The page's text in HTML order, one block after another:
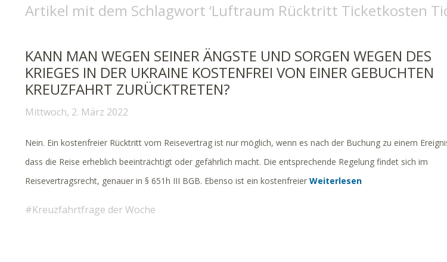
Artikel mit dem Schlagwort ‘Luftraum Rücktritt Ticketkosten
KANN MAN WEGEN SEINER ÄNGSTE UND SORGEN WEGEN DES
KRIEGES IN DER UKRAINE KOSTENFREI VON EINER GEBUCHTEN
KREUZFAHRT ZURÜCKTRETEN?
Mittwoch, 2. März 2022
Nein. Ein kostenfreier Rücktritt vom Reisevertrag ist nur möglich, wenn es nach der Buchung zu einem
dass die Reise erheblich beeinträchtigt oder gefährlich macht. Die entsprechende Regelung findet sich im
Reisevertragsrecht, genauer in § 651h III BGB. Ebenso ist ein kostenfreier Weiterlesen
Kreuzfahrtfrage der Woche